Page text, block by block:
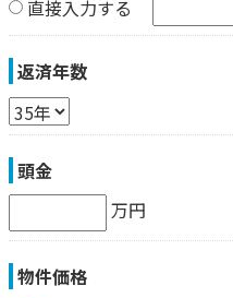
直接入力する
返済年数
頭金
万円
物件価格